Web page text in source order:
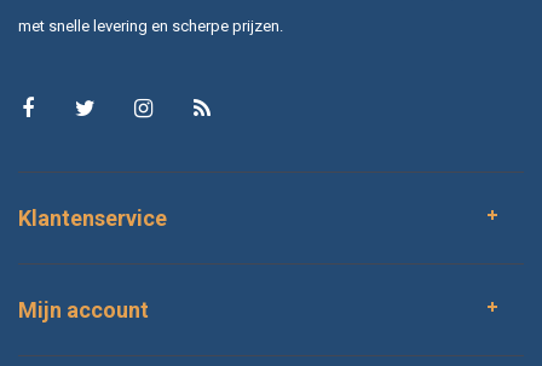
met snelle levering en scherpe prijzen.
Klantenservice
Mijn account